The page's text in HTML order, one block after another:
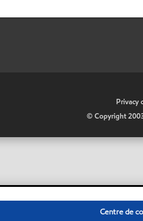
Privacy
© Copyright
Centre de